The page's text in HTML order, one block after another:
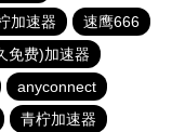
加速器
速鹰666
免费)加速器
anyconnect
青柠加速器